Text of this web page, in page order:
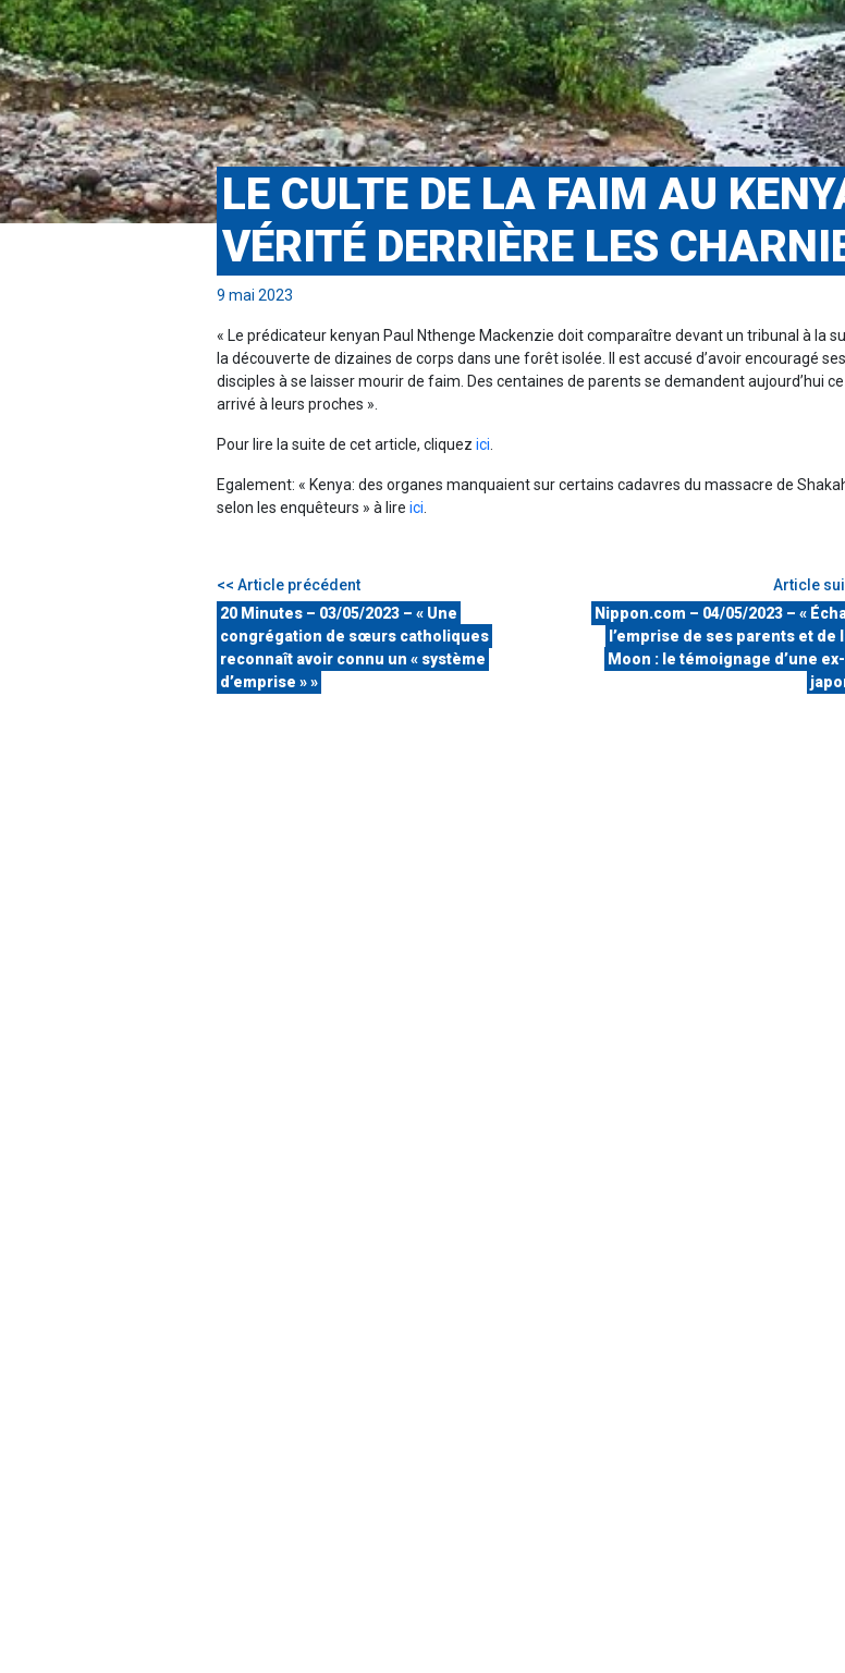
LE CULTE DE LA FAIM AU
VÉRITÉ DERRIÈRE LES
9 mai 2023
« Le prédicateur kenyan Paul Nthenge Mackenzie doit comparaître devant un tribunal à la
la découverte de dizaines de corps dans une forêt isolée. Il est accusé d’avoir encouragé ses
disciples à se laisser mourir de faim. Des centaines de parents se demandent aujourd’hui
arrivé à leurs proches ».
Pour lire la suite de cet article, cliquez ici.
Egalement: « Kenya: des organes manquaient sur certains cadavres du massacre de
selon les enquêteurs » à lire ici.
<< Article précédent
20 Minutes – 03/05/2023 – « Une
congrégation de sœurs catholiques
reconnaît avoir connu un « système
d’emprise » »
Article
Nippon.com – 04/05/2023 – «
l’emprise de ses parents et de
Moon : le témoignage d’une